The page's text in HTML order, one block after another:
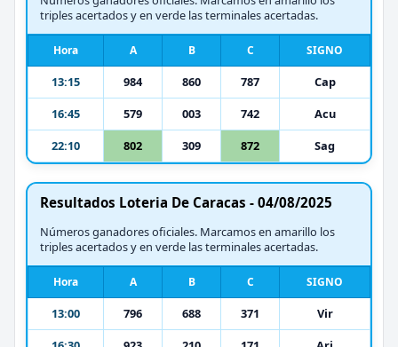
triples acertados y en verde las terminales acertadas.
Hora A B C SIGNO
13:15 984 860 787
Cap
16:45
579 003 742
Acu
22:10
802 309 872 Sag
Resultados Loteria De Caracas - 04/08/2025
Números ganadores oficiales. Marcamos en amarillo los
triples acertados y en verde las terminales acertadas.
Hora A B C SIGNO
13:00 796 688 371
Vir